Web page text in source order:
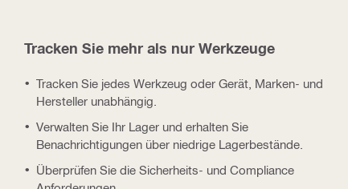
Tracken Sie mehr als nur Werkzeuge
Tracken Sie jedes Werkzeug oder Gerät, Marken- und
Hersteller unabhängig.
Verwalten Sie Ihr Lager und erhalten Sie
Benachrichtigungen über niedrige Lagerbestände.
Überprüfen Sie die Sicherheits- und Compliance